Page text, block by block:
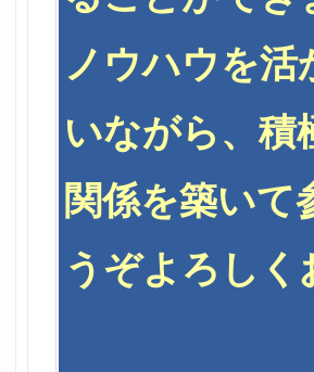
ノウハウを活
いながら、積
関係を築いて
うぞよろし